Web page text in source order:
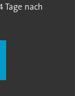
Tage nach